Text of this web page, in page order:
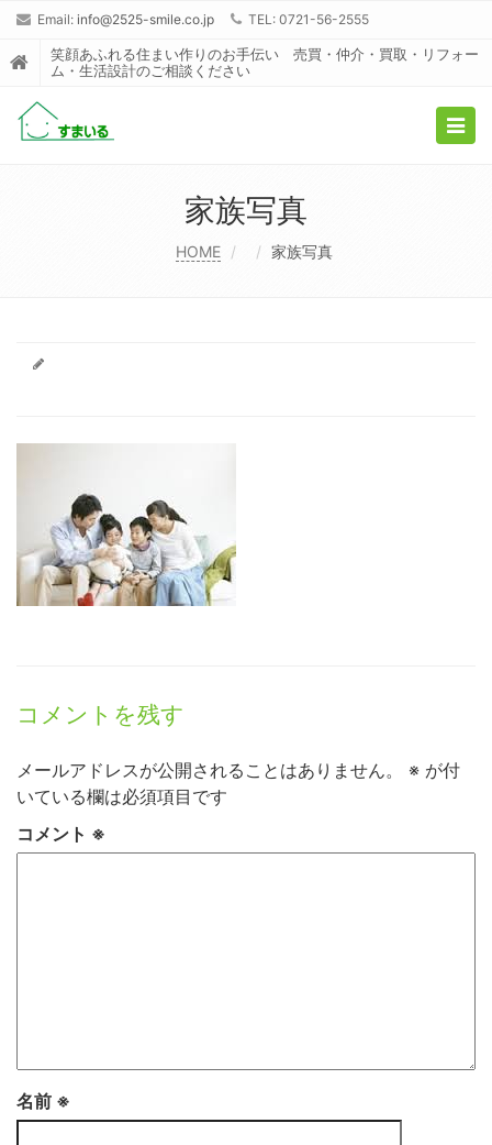
Email: info@2525-smile.co.jp TEL: 0721-56-2555
笑顔あふれる住まい作りのお手伝い 売買・仲介・買取・リフォー
ム・生活設計のご相談ください
家族写真
HOME 家族写真
コメントを残す
メールアドレスが公開されることはありません。 ※ が付
いている欄は必須項目です
コメント ※
名前 ※